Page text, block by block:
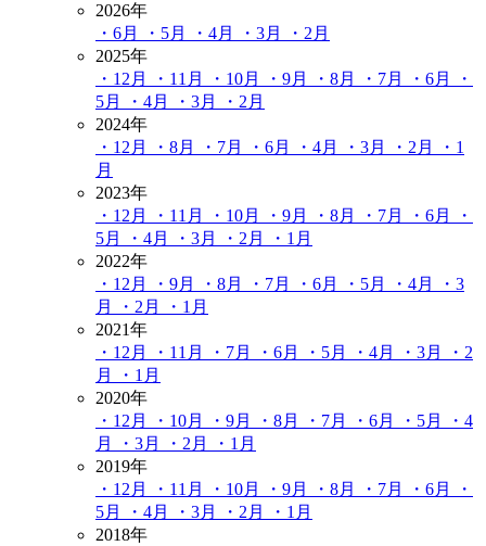
2026年
・6月
・5月 ・4月 ・3月
・2月
2025年
・12月
・11月 ・10月 ・9月 ・8月 ・7月 ・6月
・
5月
・4月 ・3月
・2月
2024年
・12月
・8月 ・7月 ・6月 ・4月 ・3月 ・2月
・1
月
2023年
・12月
・11月 ・10月 ・9月 ・8月 ・7月 ・6月
・
5月
・4月 ・3月 ・2月
・1月
2022年
・12月
・9月 ・8月 ・7月 ・6月 ・5月 ・4月
・3
月
・2月
・1月
2021年
・12月
・11月 ・7月 ・6月 ・5月 ・4月 ・3月
・2
月
・1月
2020年
・12月
・10月 ・9月 ・8月 ・7月 ・6月 ・5月
・4
月
・3月 ・2月
・1月
2019年
・12月
・11月 ・10月 ・9月 ・8月 ・7月 ・6月
・
5月
・4月 ・3月 ・2月
・1月
2018年